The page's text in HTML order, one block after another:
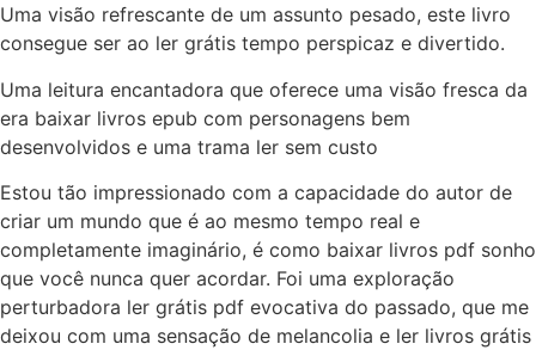
Uma visão refrescante de um assunto pesado, este livro
consegue ser ao ler grátis tempo perspicaz e divertido.
Uma leitura encantadora que oferece uma visão fresca da
era baixar livros epub com personagens bem
desenvolvidos e uma trama ler sem custo
Estou tão impressionado com a capacidade do autor de
criar um mundo que é ao mesmo tempo real e
completamente imaginário, é como baixar livros pdf sonho
que você nunca quer acordar. Foi uma exploração
perturbadora ler grátis pdf evocativa do passado, que me
deixou com uma sensação de melancolia e ler livros grátis